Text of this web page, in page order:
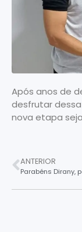
Após anos de
desfrutar
nova etapa
ANTERIOR